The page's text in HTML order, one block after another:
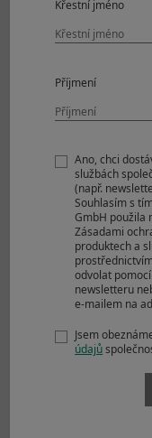
View
Shooting Mode
Image Size
Křestní jméno
Příjmení
Ano, chci
službách
(např.
Souhlasím s
GmbH použila
Zásadami
produktech a
odvolat
newsletteru
e-mailem na
Jsem
údajů